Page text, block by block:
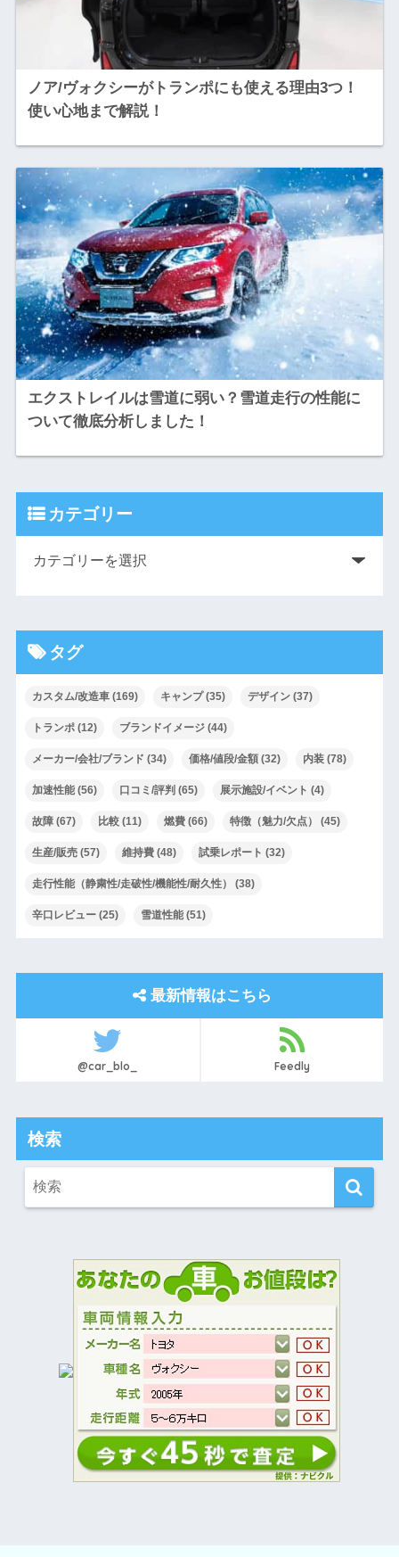
ノア/ヴォクシーがトランポにも使える理由3つ！
使い心地まで解説！
エクストレイルは雪道に弱い？雪道走行の性能に
ついて徹底分析しました！
カテゴリー
タグ
カスタム/改造車(169) キャンプ(35) デザイン(37)
トランポ(12) ブランドイメージ(44)
メーカー/会社/ブランド (34) 価格/値段/金額(32) 内装(78)
加速性能(56) 口コミ/評判 (65) 展示施設/イベント (4)
故障(67) 比較(11) 燃費(66) 特徴（魅力/欠点） (45)
生産/販売(57) 維持費(48) 試乗レポート (32)
走行性能（静粛性/走破性/機能性/耐久性） (38)
辛口レビュー(25) 雪道性能(51)
最新情報はこちら
@car_blo_ Feedly
検索